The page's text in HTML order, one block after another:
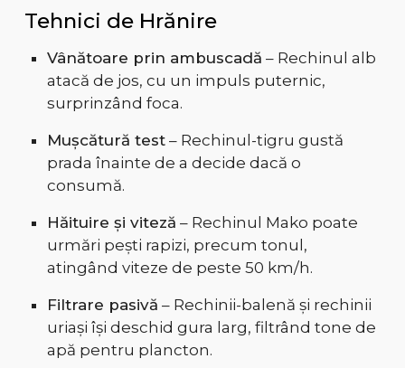
Tehnici de Hrănire
Vânătoare prin ambuscadă – Rechinul alb
atacă de jos, cu un impuls puternic,
surprinzând foca.
Mușcătură test– Rechinul-tigru gustă
prada înainte de a decide dacă o
consumă.
Hăituire și viteză – Rechinul Mako poate
urmări pești rapizi, precum tonul,
atingând viteze de peste 50 km/h.
Filtrare pasivă – Rechinii-balenă și rechinii
uriași își deschid gura larg, filtrând tone de
apă pentru plancton.